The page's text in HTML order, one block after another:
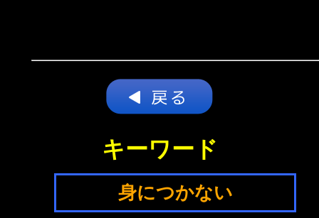
キーワード
身につかない